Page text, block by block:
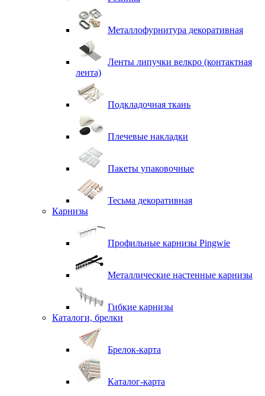
Металлофурнитура декоративная
Ленты липучки велкро (контактная
лента)
Подкладочная ткань
Плечевые накладки
Пакеты упаковочные
Тесьма декоративная
Карнизы
Профильные карнизы Pingwie
Металлические настенные карнизы
Гибкие карнизы
Каталоги, брелки
Брелок-карта
Каталог-карта